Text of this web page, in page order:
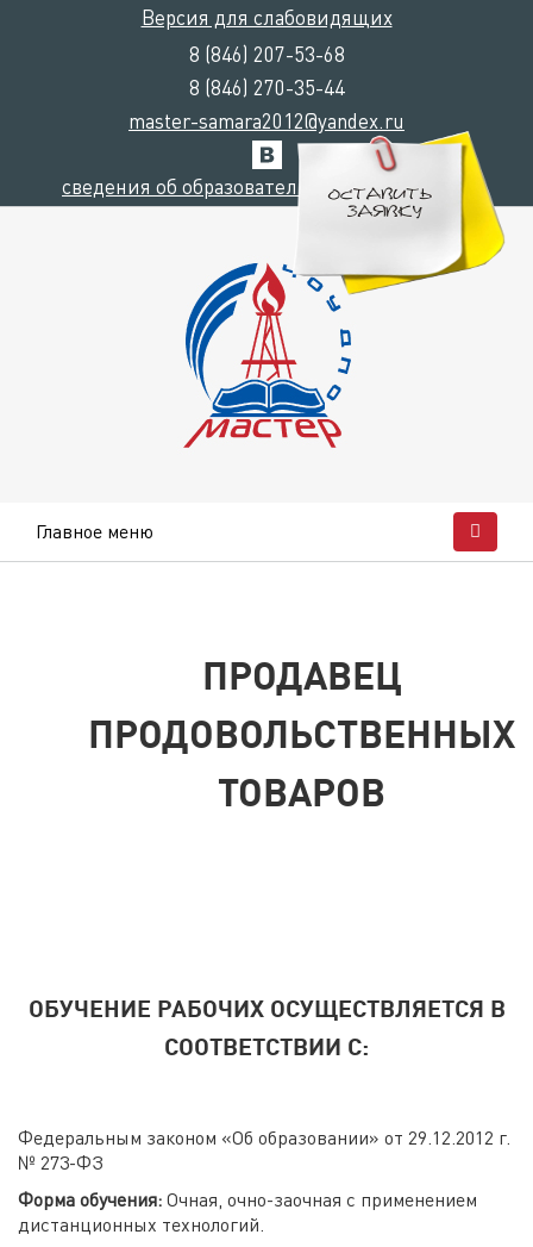
Версия для слабовидящих
8 (846) 207-53-68
8 (846) 270-35-44
master-samara2012@yandex.ru
сведения об образовательной организации
Главное меню
ПРОДАВЕЦ
ПРОДОВОЛЬСТВЕННЫХ
ТОВАРОВ
ОБУЧЕНИЕ РАБОЧИХ ОСУЩЕСТВЛЯЕТСЯ В
СООТВЕТСТВИИ С:
Федеральным законом «Об образовании» от 29.12.2012 г.
№ 273-ФЗ
Форма обучения:Очная, очно-заочная с применением
дистанционных технологий.